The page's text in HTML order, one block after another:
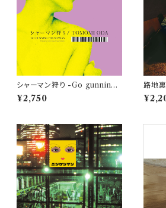
シャーマン狩り -Go gunning f
or Shaman- / 小田朋美
¥2,750
路地